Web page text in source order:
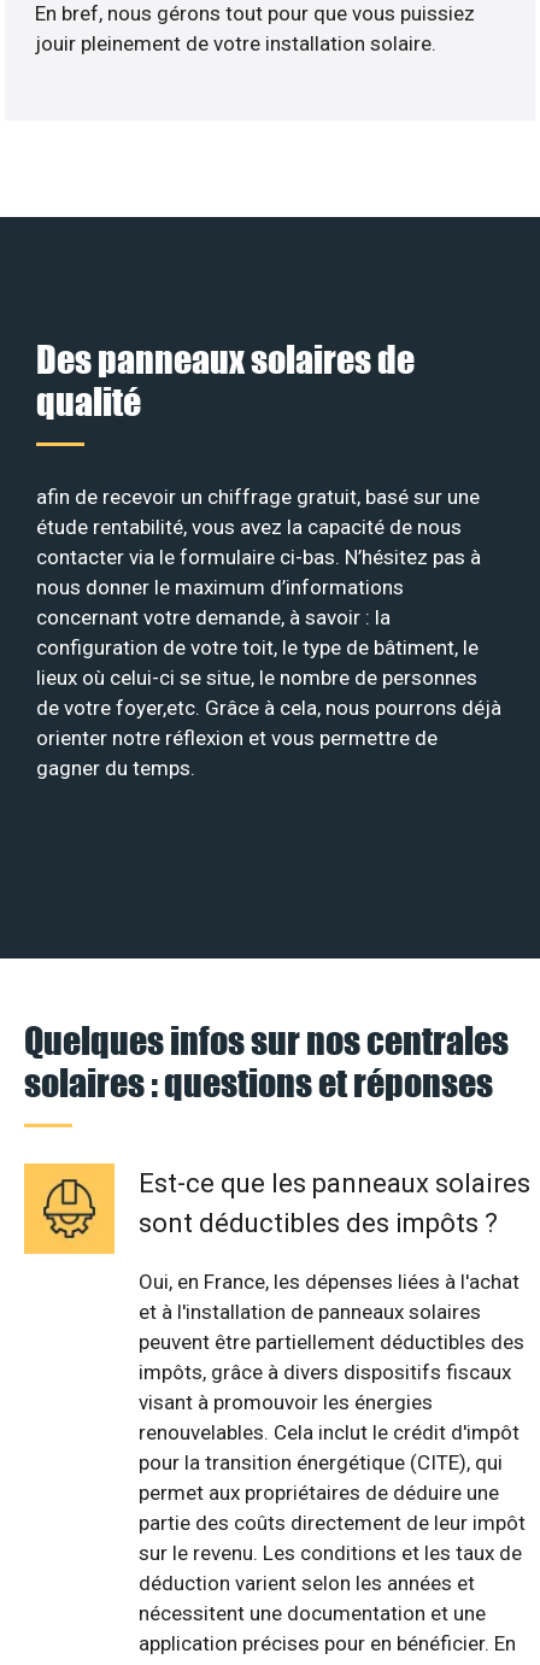
En bref, nous gérons tout pour que vous puissiez
jouir pleinement de votre installation solaire.
Des panneaux solaires de
qualité
afin de recevoir un chiffrage gratuit, basé sur une
étude rentabilité, vous avez la capacité de nous
contacter via le formulaire ci-bas. N’hésitez pas à
nous donner le maximum d’informations
concernant votre demande, à savoir : la
configuration de votre toit, le type de bâtiment, le
lieux où celui-ci se situe, le nombre de personnes
de votre foyer,etc. Grâce à cela, nous pourrons déjà
orienter notre réflexion et vous permettre de
gagner du temps.
Quelques infos sur nos centrales
solaires : questions et réponses
Est-ce que les panneaux solaires
sont déductibles des impôts ?
Oui, en France, les dépenses liées à l'achat
et à l'installation de panneaux solaires
peuvent être partiellement déductibles des
impôts, grâce à divers dispositifs fiscaux
visant à promouvoir les énergies
renouvelables. Cela inclut le crédit d'impôt
pour la transition énergétique (CITE), qui
permet aux propriétaires de déduire une
partie des coûts directement de leur impôt
sur le revenu. Les conditions et les taux de
déduction varient selon les années et
nécessitent une documentation et une
application précises pour en bénéficier. En